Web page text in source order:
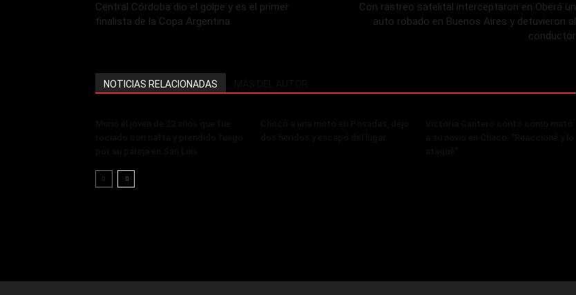
Central Córdoba dio el golpe y es el primer
finalista de la Copa Argentina
Con rastreo satelital interceptaron en Oberá un
auto robado en Buenos Aires y detuvieron al
conductor
NOTICIAS RELACIONADAS